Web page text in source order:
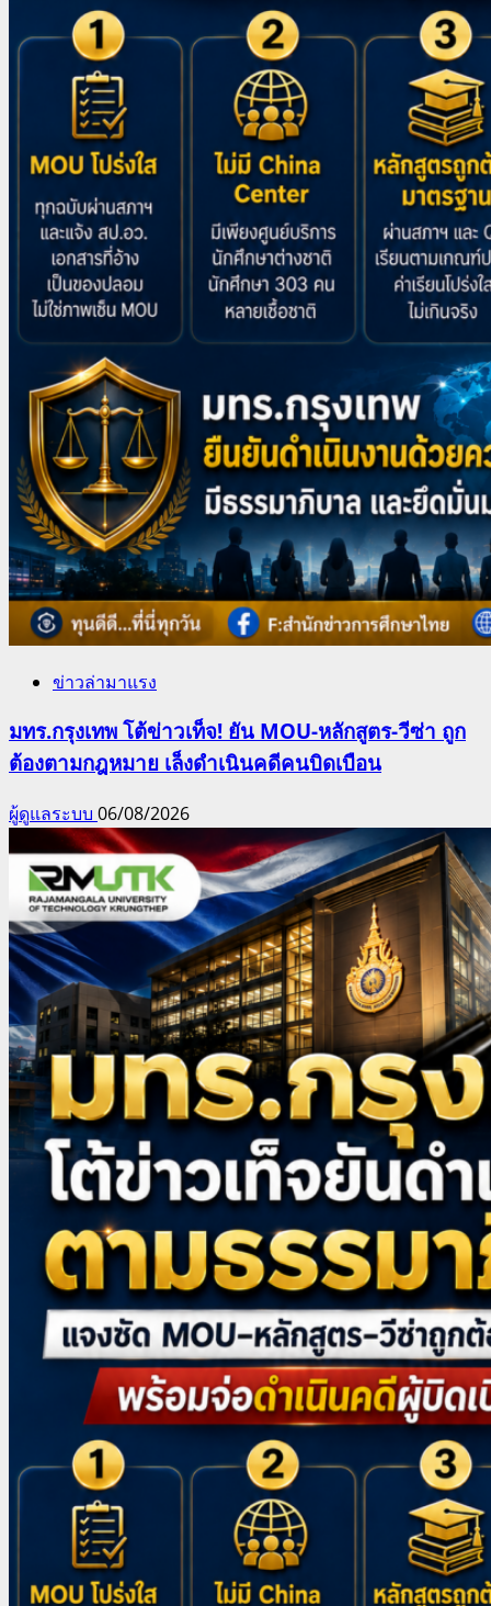
ข่าวล่ามาแรง
มทร.กรุงเทพ โต้ข่าวเท็จ! ยัน MOU-หลักสูตร-วีซ่า ถูก
ต้องตามกฎหมาย เล็งดำเนินคดีคนบิดเบือน
ผู้ดูแลระบบ 06/08/2026